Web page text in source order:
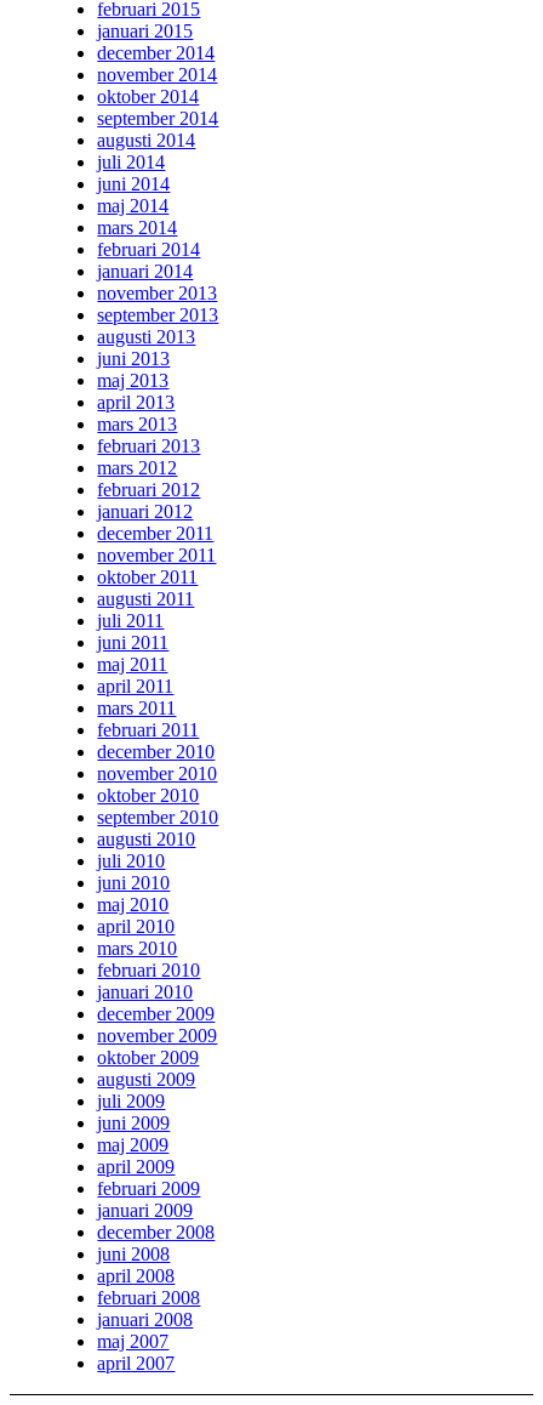
februari 2015
januari 2015
december 2014
november 2014
oktober 2014
september 2014
augusti 2014
juli 2014
juni 2014
maj 2014
mars 2014
februari 2014
januari 2014
november 2013
september 2013
augusti 2013
juni 2013
maj 2013
april 2013
mars 2013
februari 2013
mars 2012
februari 2012
januari 2012
december 2011
november 2011
oktober 2011
augusti 2011
juli 2011
juni 2011
maj 2011
april 2011
mars 2011
februari 2011
december 2010
november 2010
oktober 2010
september 2010
augusti 2010
juli 2010
juni 2010
maj 2010
april 2010
mars 2010
februari 2010
januari 2010
december 2009
november 2009
oktober 2009
augusti 2009
juli 2009
juni 2009
maj 2009
april 2009
februari 2009
januari 2009
december 2008
juni 2008
april 2008
februari 2008
januari 2008
maj 2007
april 2007